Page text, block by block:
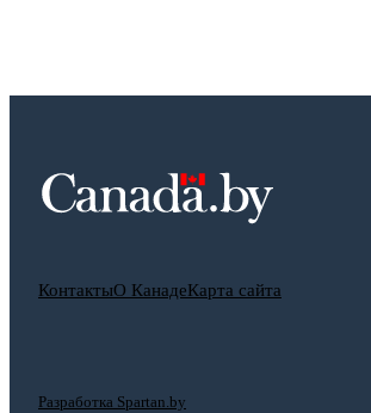
КонтактыО КанадеКарта сайта
Разработка Spartan.by